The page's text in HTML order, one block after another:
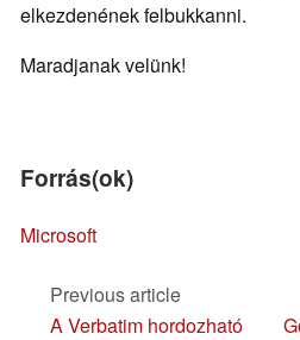
elkezdenének felbukkanni.
Maradjanak velünk!
Forrás(ok)
Microsoft
Previous article
A Verbatim hordozható